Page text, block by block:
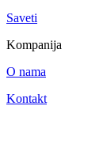
Saveti
Kompanija
O nama
Kontakt